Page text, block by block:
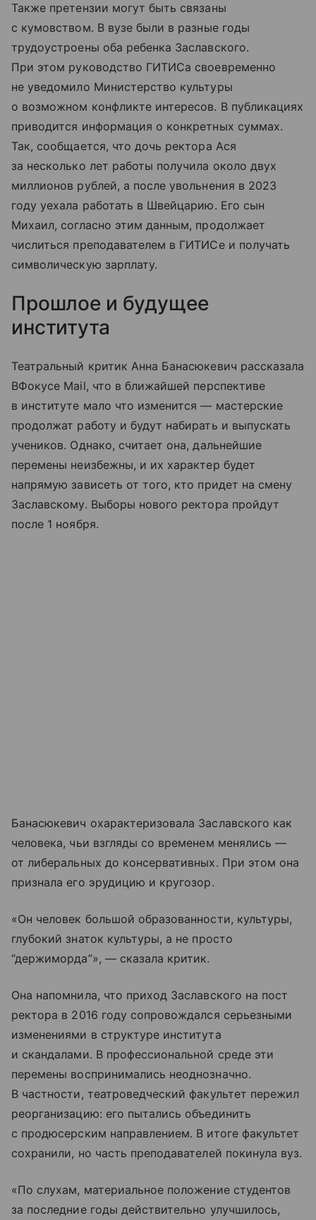
Также претензии могут быть связаны
с кумовством. В вузе были в разные годы
трудоустроены оба ребенка Заславского.
При этом руководство ГИТИСа своевременно
не уведомило Министерство культуры
о возможном конфликте интересов. В публикациях
приводится информация о конкретных суммах.
Так, сообщается, что дочь ректора Ася
за несколько лет работы получила около двух
миллионов рублей, а после увольнения в 2023
году уехала работать в Швейцарию. Его сын
Михаил, согласно этим данным, продолжает
числиться преподавателем в ГИТИСе и получать
символическую зарплату.
Прошлое и будущее
института
Театральный критик Анна Банасюкевич рассказала
ВФокусе Mail, что в ближайшей перспективе
в институте мало что изменится — мастерские
продолжат работу и будут набирать и выпускать
учеников. Однако, считает она, дальнейшие
перемены неизбежны, и их характер будет
напрямую зависеть от того, кто придет на смену
Заславскому. Выборы нового ректора пройдут
после 1 ноября.
Банасюкевич охарактеризовала Заславского как
человека, чьи взгляды со временем менялись —
от либеральных до консервативных. При этом она
признала его эрудицию и кругозор.
«Он человек большой образованности, культуры,
глубокий знаток культуры, а не просто
“держиморда”», — сказала критик.
Она напомнила, что приход Заславского на пост
ректора в 2016 году сопровождался серьезными
изменениями в структуре института
и скандалами. В профессиональной среде эти
перемены воспринимались неоднозначно.
В частности, театроведческий факультет пережил
реорганизацию: его пытались объединить
с продюсерским направлением. В итоге факультет
сохранили, но часть преподавателей покинула вуз.
«По слухам, материальное положение студентов
за последние годы действительно улучшилось,